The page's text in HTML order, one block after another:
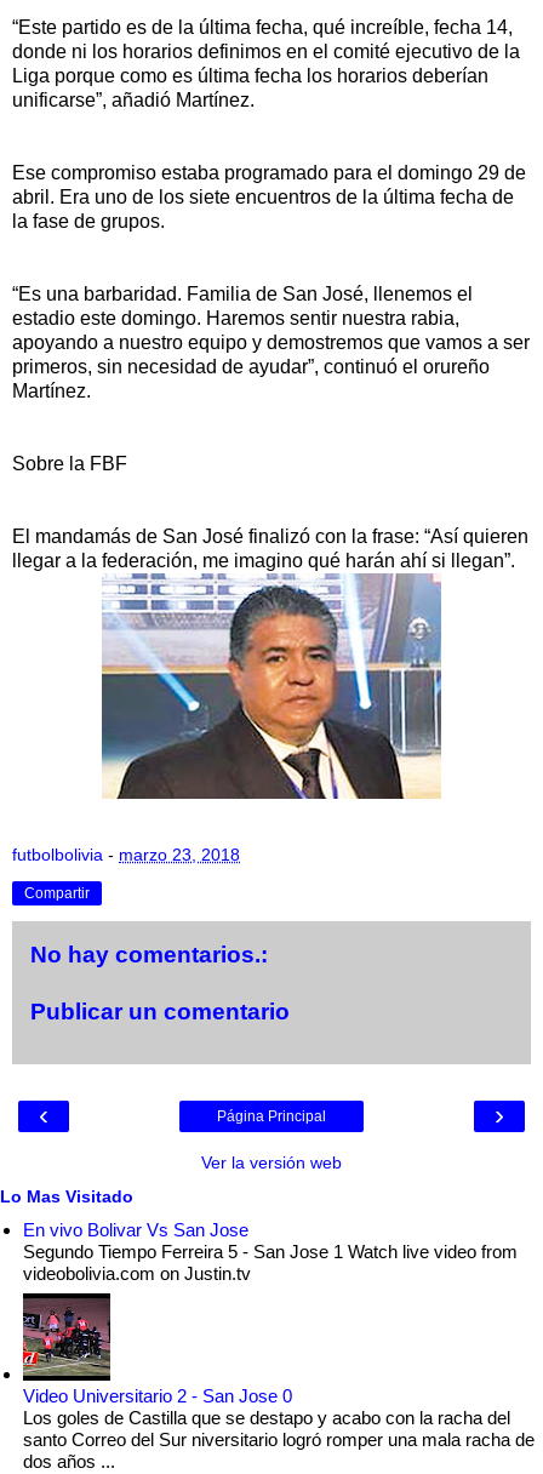
“Este partido es de la última fecha, qué increíble, fecha 14,
donde ni los horarios definimos en el comité ejecutivo de la
Liga porque como es última fecha los horarios deberían
unificarse”, añadió Martínez.
Ese compromiso estaba programado para el domingo 29 de
abril. Era uno de los siete encuentros de la última fecha de
la fase de grupos.
“Es una barbaridad. Familia de San José, llenemos el
estadio este domingo. Haremos sentir nuestra rabia,
apoyando a nuestro equipo y demostremos que vamos a ser
primeros, sin necesidad de ayudar”, continuó el orureño
Martínez.
Sobre la FBF
El mandamás de San José finalizó con la frase: “Así quieren
llegar a la federación, me imagino qué harán ahí si llegan”.
futbolbolivia - marzo 23, 2018
Compartir
No hay comentarios.:
Publicar un comentario
‹ ›
Página Principal
Ver la versión web
Lo Mas Visitado
En vivo Bolivar Vs San Jose
Segundo Tiempo Ferreira 5 - San Jose 1 Watch live video from
videobolivia.com on Justin.tv
Video Universitario 2 - San Jose 0
Los goles de Castilla que se destapo y acabo con la racha del
santo Correo del Sur niversitario logró romper una mala racha de
dos años ...